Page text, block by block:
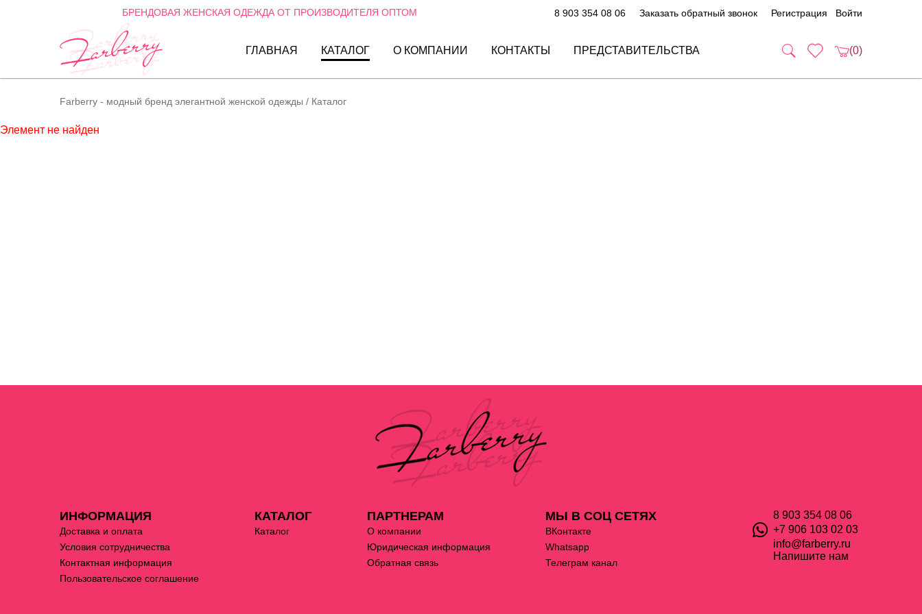
БРЕНДОВАЯ ЖЕНСКАЯ ОДЕЖДА ОТ ПРОИЗВОДИТЕЛЯ ОПТОМ 8 903 354 08 06 Заказать обратный звонок Регистрация Войти
ГЛАВНАЯ КАТАЛОГ О КОМПАНИИ КОНТАКТЫ ПРЕДСТАВИТЕЛЬСТВА (0)
Farberry - модный бренд элегантной женской одежды / Каталог
Элемент не найден
ИНФОРМАЦИЯ
Доставка и оплата
Условия сотрудничества
Контактная информация
Пользовательское соглашение
КАТАЛОГ
Каталог
ПАРТНЕРАМ
О компании
Юридическая информация
Обратная связь
МЫ В СОЦ СЕТЯХ
ВКонтакте
Whatsapp
Телеграм канал
8 903 354 08 06
+7 906 103 02 03
info@farberry.ru
Напишите нам